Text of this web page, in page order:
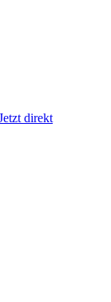
direkt